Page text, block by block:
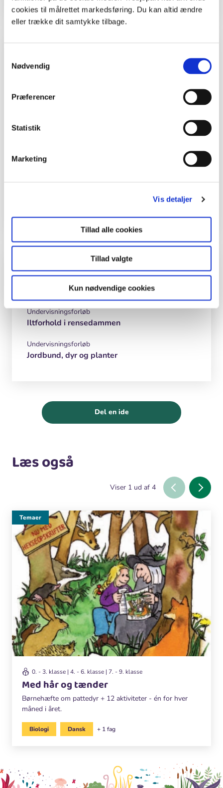
cookies til målrettet markedsføring. Du kan altid ændre
eller trække dit samtykke tilbage.
Nødvendig
Præferencer
Statistik
Marketing
Vis detaljer
Tillad alle cookies
Tillad valgte
Kun nødvendige cookies
NaturGrafik.dk.
med hæftet "
om pattedyr - én for hver måned i året.
Inspiration og lignende materialer
Undervisningsforløb
Iltforhold i rensedammen
Undervisningsforløb
Jordbund, dyr og planter
Del en ide
Læs også
Viser 1 ud af 4
0. - 3. klasse | 4. - 6. klasse | 7. - 9. klasse
Med hår og tænder
Børnehæfte om pattedyr + 12 aktiviteter - én for hver
måned i året.
Temaer
Biologi Dansk + 1 fag